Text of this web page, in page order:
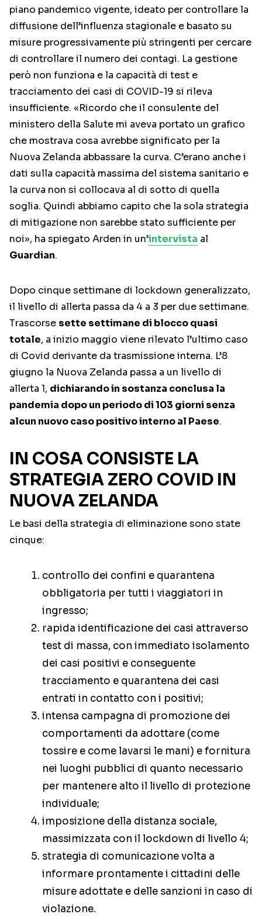
piano pandemico vigente, ideato per controllare la
diffusione dell’influenza stagionale e basato su
misure progressivamente più stringenti per cercare
di controllare il numero dei contagi. La gestione
però non funziona e la capacità di test e
tracciamento dei casi di COVID-19 si rileva
insufficiente. «Ricordo che il consulente del
ministero della Salute mi aveva portato un grafico
che mostrava cosa avrebbe significato per la
Nuova Zelanda abbassare la curva. C’erano anche i
dati sulla capacità massima del sistema sanitario e
la curva non si collocava al di sotto di quella
soglia. Quindi abbiamo capito che la sola strategia
di mitigazione non sarebbe stato sufficiente per
noi», ha spiegato Arden in un’intervista al
Guardian.
Dopo cinque settimane di lockdown generalizzato,
il livello di allerta passa da 4 a 3 per due settimane.
Trascorse sette settimane di blocco quasi
totale, a inizio maggio viene rilevato l’ultimo caso
di Covid derivante da trasmissione interna. L’8
giugno la Nuova Zelanda passa a un livello di
allerta 1, dichiarando in sostanza conclusa la
pandemia dopo un periodo di 103 giorni senza
alcun nuovo caso positivo interno al Paese.
IN COSA CONSISTE LA
STRATEGIA ZERO COVID IN
NUOVA ZELANDA
Le basi della strategia di eliminazione sono state
cinque:
controllo dei confini e quarantena
obbligatoria per tutti i viaggiatori in
ingresso;
rapida identificazione dei casi attraverso
test di massa, con immediato isolamento
dei casi positivi e conseguente
tracciamento e quarantena dei casi
entrati in contatto con i positivi;
intensa campagna di promozione dei
comportamenti da adottare (come
tossire e come lavarsi le mani) e fornitura
nei luoghi pubblici di quanto necessario
per mantenere alto il livello di protezione
individuale;
imposizione della distanza sociale,
massimizzata con il lockdown di livello 4;
strategia di comunicazione volta a
informare prontamente i cittadini delle
misure adottate e delle sanzioni in caso di
violazione.